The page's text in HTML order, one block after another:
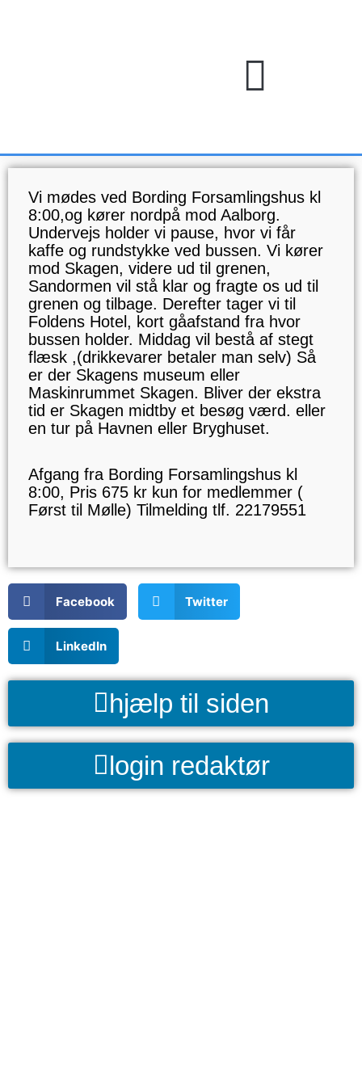
Vi mødes ved Bording Forsamlingshus kl
8:00,og kører nordpå mod Aalborg.
Undervejs holder vi pause, hvor vi får
kaffe og rundstykke ved bussen. Vi kører
mod Skagen, videre ud til grenen,
Sandormen vil stå klar og fragte os ud til
grenen og tilbage. Derefter tager vi til
Foldens Hotel, kort gåafstand fra hvor
bussen holder. Middag vil bestå af stegt
flæsk ,(drikkevarer betaler man selv) Så
er der Skagens museum eller
Maskinrummet Skagen. Bliver der ekstra
tid er Skagen midtby et besøg værd. eller
en tur på Havnen eller Bryghuset.
Afgang fra Bording Forsamlingshus kl
8:00, Pris 675 kr kun for medlemmer (
Først til Mølle) Tilmelding tlf. 22179551
Facebook Twitter
LinkedIn
hjælp til siden
login redaktør